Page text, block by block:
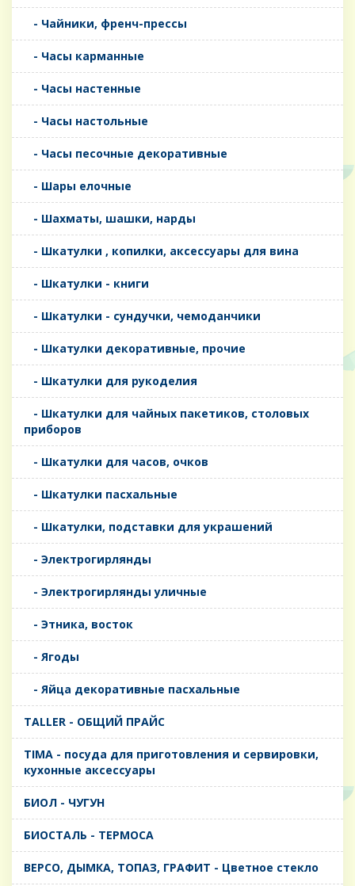
- Чайники, френч-прессы
- Часы карманные
- Часы настенные
- Часы настольные
- Часы песочные декоративные
- Шары елочные
- Шахматы, шашки, нарды
- Шкатулки , копилки, аксессуары для вина
- Шкатулки - книги
- Шкатулки - сундучки, чемоданчики
- Шкатулки декоративные, прочие
- Шкатулки для рукоделия
- Шкатулки для чайных пакетиков, столовых
приборов
- Шкатулки для часов, очков
- Шкатулки пасхальные
- Шкатулки, подставки для украшений
- Электрогирлянды
- Электрогирлянды уличные
- Этника, восток
- Ягоды
- Яйца декоративные пасхальные
TALLER - ОБЩИЙ ПРАЙС
TIMA - посуда для приготовления и сервировки,
кухонные аксессуары
БИОЛ - ЧУГУН
БИОСТАЛЬ - ТЕРМОСА
ВЕРСО, ДЫМКА, ТОПАЗ, ГРАФИТ - Цветное стекло